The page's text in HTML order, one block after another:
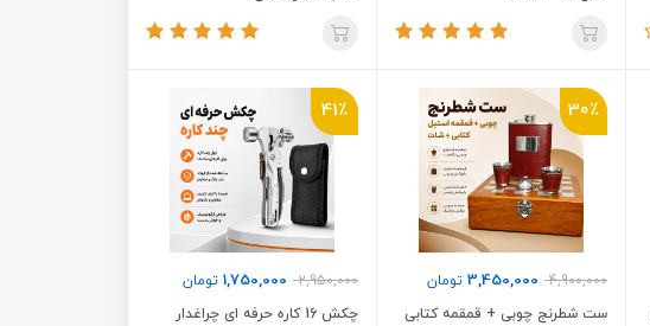
30٪
4,900,000
3,450,000 تومان
ست شطرنج چوبی + قمقمه کتابی
41٪
2,950,000
1,750,000 تومان
چکش 16 کاره حرفه ای چراغدار